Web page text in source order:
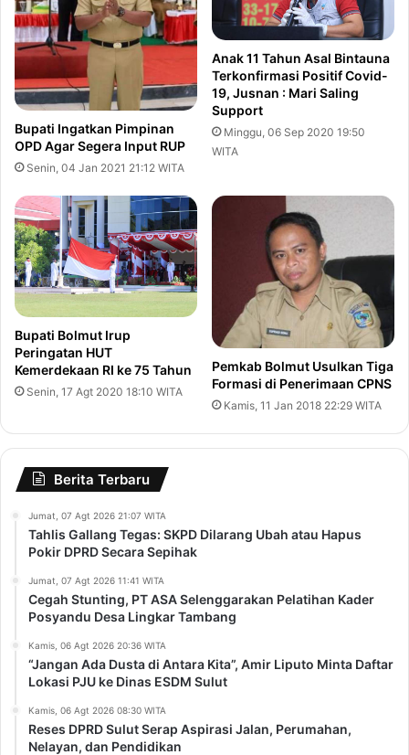
Bupati Ingatkan Pimpinan
OPD Agar Segera Input RUP
Senin, 04 Jan 2021 21:12 WITA
Anak 11 Tahun Asal Bintauna
Terkonfirmasi Positif Covid-
19, Jusnan : Mari Saling
Support
Minggu, 06 Sep 2020 19:50
WITA
Bupati Bolmut Irup
Peringatan HUT
Kemerdekaan RI ke 75 Tahun
Senin, 17 Agt 2020 18:10 WITA
Pemkab Bolmut Usulkan Tiga
Formasi di Penerimaan CPNS
Kamis, 11 Jan 2018 22:29 WITA
Berita Terbaru
Jumat, 07 Agt 2026 21:07 WITA
Tahlis Gallang Tegas: SKPD Dilarang Ubah atau Hapus
Pokir DPRD Secara Sepihak
Jumat, 07 Agt 2026 11:41 WITA
Cegah Stunting, PT ASA Selenggarakan Pelatihan Kader
Posyandu Desa Lingkar Tambang
Kamis, 06 Agt 2026 20:36 WITA
“Jangan Ada Dusta di Antara Kita”, Amir Liputo Minta Daftar
Lokasi PJU ke Dinas ESDM Sulut
Kamis, 06 Agt 2026 08:30 WITA
Reses DPRD Sulut Serap Aspirasi Jalan, Perumahan,
Nelayan, dan Pendidikan